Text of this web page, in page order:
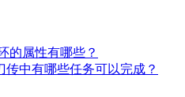
的属性有哪些？
传中有哪些任务可以完成？